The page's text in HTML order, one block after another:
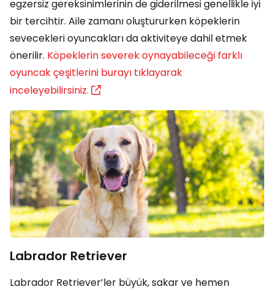
egzersiz gereksinimlerinin de giderilmesi genellikle iyi
bir tercihtir. Aile zamanı oluştururken köpeklerin
sevecekleri oyuncakları da aktiviteye dahil etmek
önerilir. Köpeklerin severek oynayabileceği farklı
oyuncak çeşitlerini burayı tıklayarak
inceleyebilirsiniz.
Labrador Retriever
Labrador Retriever’ler büyük, sakar ve hemen